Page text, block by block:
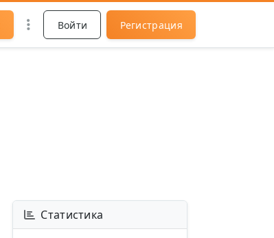
Войти Регистрация
Статистика